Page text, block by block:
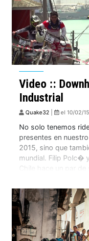
Video ::
Industrial
Quake32 el 10/02/
No solo tenemos
presentes en
2015, sino que
mundial. Filip Polc�
Chile hace un par de
campeonato que